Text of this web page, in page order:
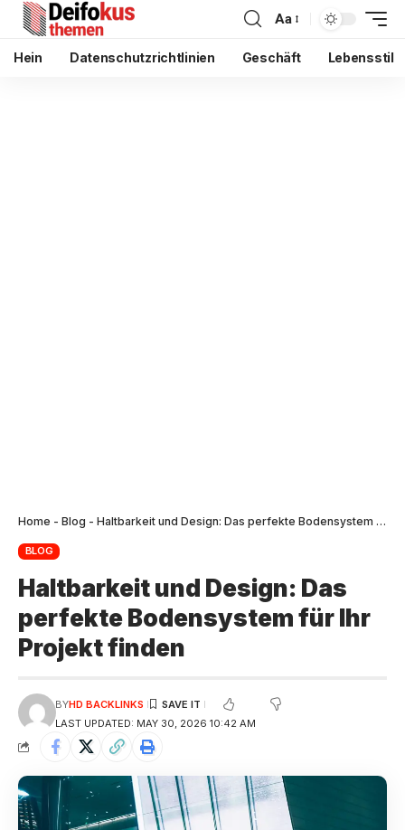
Aa
Hein Datenschutzrichtlinien Geschäft Lebensstil
Home - Blog - Haltbarkeit und Design: Das perfekte Bodensystem für Ihr Projekt finden
BLOG
Haltbarkeit und Design: Das
perfekte Bodensystem für Ihr
Projekt finden
LAST UPDATED: MAY 30, 2026 10:42 AM
BYHD BACKLINKS